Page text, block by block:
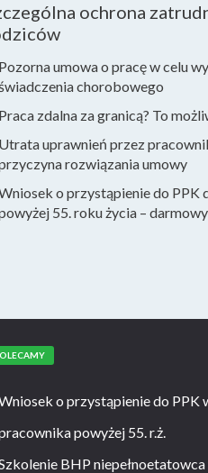
ochrona
Pozorna umowa o pracę w celu
chorobowego
Praca zdalna za granicą? To
Utrata uprawnień przez
rozwiązania umowy
o przystąpienie do PPK
55. roku życia –
o przystąpienie do PPK
powyżej 55. r.ż.
BHP